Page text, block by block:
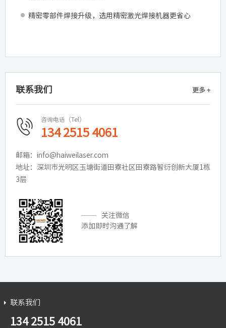
精密零部件焊接升级，选用精密激光焊接机器更省心
联系我们 更多 +
咨询电话（Tel）
134 2515 4061
邮箱：info@haiweilaser.com
地址：深圳市光明区玉塘街道田寮社区田寮路智衍创新大厦1栋
3层
关注微信
添加即时沟通了解
联系我们
134 2515 4061